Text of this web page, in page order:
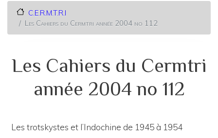
C.E.R.M.T.R.I
Les Cahiers du Cermtri année 2004 no 112
Les Cahiers du Cermtri
année 2004 no 112
Les trotskystes et l’Indochine de 1945 à 1954